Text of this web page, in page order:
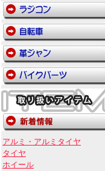
アルミ・アルミタイヤ
タイヤ
ホイール